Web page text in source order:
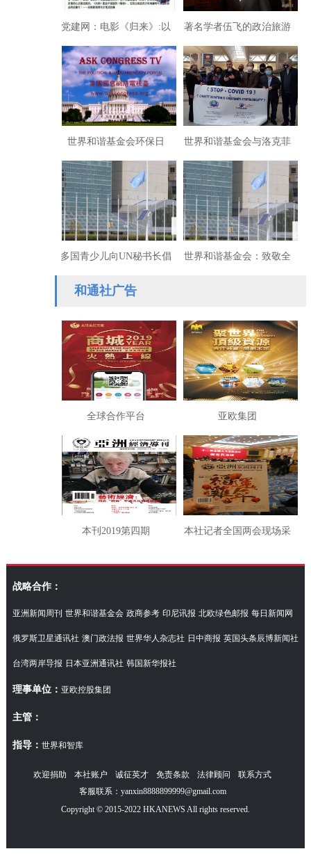
党建网：电影《归来》:以
揭露名义渲染丑恶摧毁主
流价值
著名学者伍飞的政治旅游
学方案：《旅游整合世
界》
​世界和谐基金会环保日
推“地球美丽家园”歌呼吁
保护地球
世界和谐基金会与洛克菲
勒家族及企业家商会疫情
援助南美洲
多国青少儿向UN秘书长倡
议“全球下半旗悼念抗疫英
雄”
世界和谐基金会：致敬全
和通社广告
全球合作平台 亚欧集团
本刊2019第四期 本社记者全国两会现场采
访湖南代表团
战略合作：
亚洲新闻周刊 世界和谐基金会 政商参考 印尼讯报 北欧绿色邮报 每日新闻网
俄罗斯卫星通讯社 澳门政法报 世界华人杂志社 日中商报 英国头条辰博新闻社
台湾两岸导报 日本亚洲通讯社 韩国新华报社
理事单位： 亚欧控股集团
主管：
指导： 世界和智库
欢迎捐助 本社账户 诚征英才 免责条款 法律顾问
联系方式
客服联系：yanxin8888899999@gmail.com
Copyright © 2015-2022 HKANEWS All rights reserved.